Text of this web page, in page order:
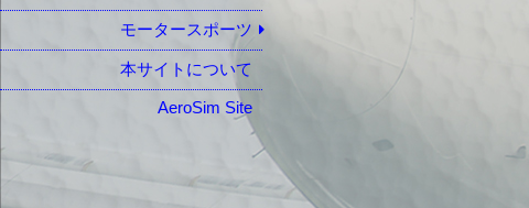
モータースポーツ
本サイトについて
AeroSim Site